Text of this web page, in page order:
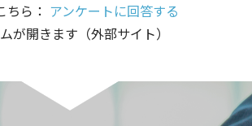
ら： アンケートに回答する
が開きます（外部サイト）